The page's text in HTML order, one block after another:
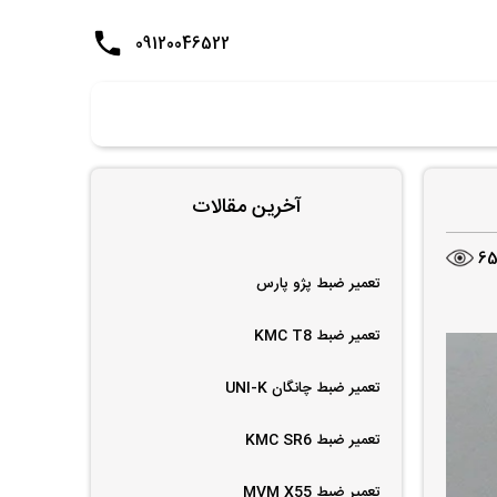
09120046522
65
آخرین مقالات
تعمیر ضبط پژو پارس
تعمیر ضبط KMC T8
تعمیر ضبط چانگان UNI-K
تعمیر ضبط KMC SR6